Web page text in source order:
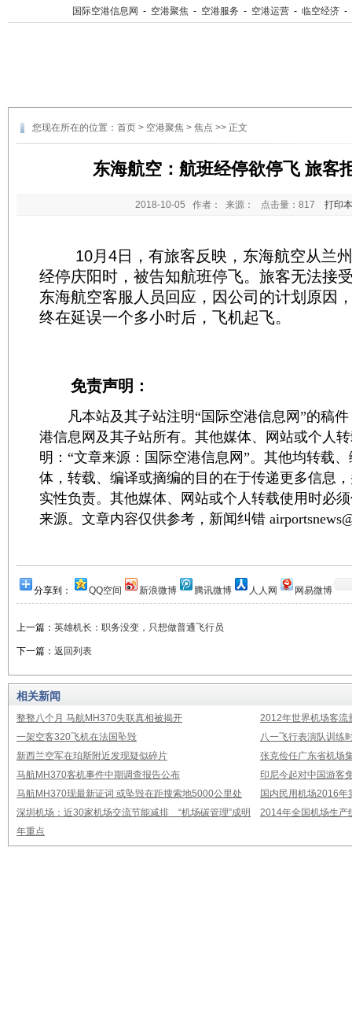
国际空港信息网 - 空港聚焦 - 空港服务 - 空港运营 - 临空经济 -
您现在所在的位置： 首页 > 空港聚焦 > 焦点 >> 正文
东海航空：航班经停欲停飞 旅客
2018-10-05 作者： 来源： 点击量： 817 打印
10月4日，有旅客反映，东海航空从兰州
经停庆阳时，被告知航班停飞。旅客无法接
东海航空客服人员回应，因公司的计划原因
终在延误一个多小时后，飞机起飞。
免责声明：
凡本站及其子站注明“国际空港信息网”的稿件
港信息网及其子站所有。其他媒体、网站或个人
明：“文章来源：国际空港信息网”。其他均转载
体，转载、编译或摘编的目的在于传递更多信息
实性负责。其他媒体、网站或个人转载使用时必
来源。文章内容仅供参考，新闻纠错
分享到： QQ空间 新浪微博 腾讯微博 人人网 网易微博
上一篇： 英雄机长：职务没变，只想做普通飞行员
下一篇： 返回列表
相关新闻
整整八个月 马航MH370失联真相被揭开
2012年世界机场客流
一架空客320飞机在法国坠毁
八一飞行表演队训练
新西兰空军在珀斯附近发现疑似碎片
张克俭任广东省机场
马航MH370客机事件中期调查报告公布
印尼今起对中国游客
马航MH370现最新证词 或坠毁在距搜索地5000公里处
国内民用机场2016年
深圳机场：近30家机场交流节能减排 “机场碳管理”成明
年重点
2014年全国机场生产